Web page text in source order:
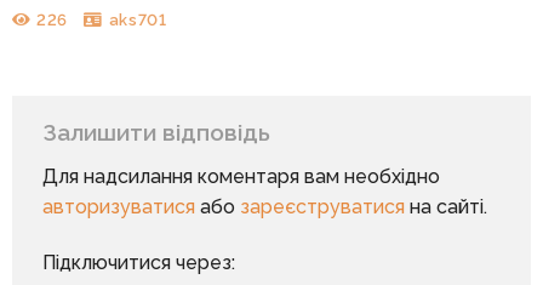
226 aks701
Залишити відповідь
Для надсилання коментаря вам необхідно
авторизуватисяабо зареєструватисяна сайті.
Підключитися через: